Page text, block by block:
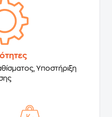
Υποστήριξη